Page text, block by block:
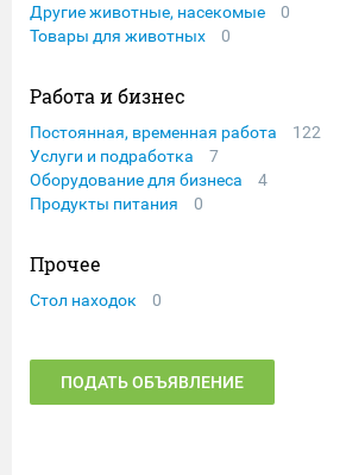
Другие животные, насекомые
0
Товары для животных
0
Работа и бизнес
Постоянная, временная работа
122
Услуги и подработка
7
Оборудование для бизнеса
4
Продукты питания
0
Прочее
Стол находок 0
ПОДАТЬ ОБЪЯВЛЕНИЕ